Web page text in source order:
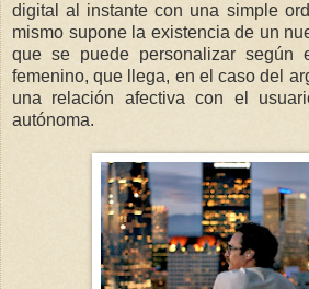
digital al instante con una simple
mismo supone la existencia de un
que se puede personalizar según
femenino, que llega, en el caso del
una relación afectiva con el
autónoma.